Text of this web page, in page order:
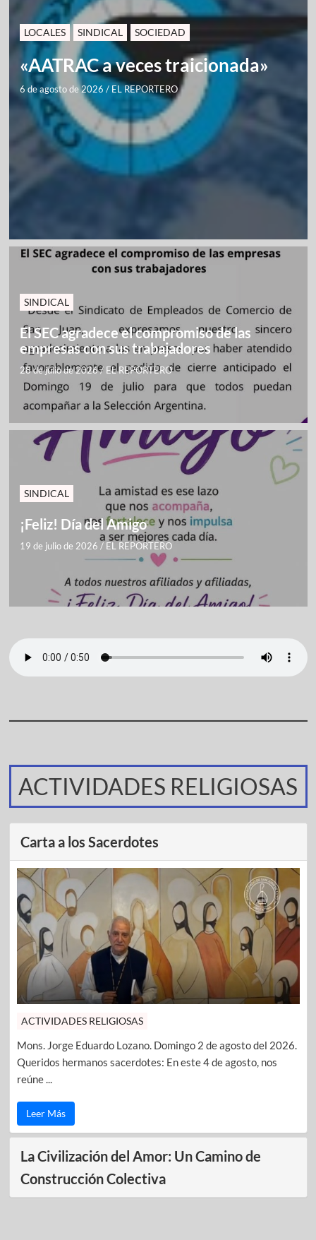
LOCALES SINDICAL SOCIEDAD
«AATRAC a veces traicionada»
6 de agosto de 2026 / EL REPORTERO
SINDICAL
El SEC agradece el compromiso de las
empresas con sus trabajadores
28 de julio de 2026/ EL REPORTERO
SINDICAL
¡Feliz! Día del Amigo
19 de julio de 2026 / EL REPORTERO
ACTIVIDADES RELIGIOSAS
Carta a los Sacerdotes
ACTIVIDADES RELIGIOSAS
Mons. Jorge Eduardo Lozano. Domingo 2 de agosto del 2026.
Queridos hermanos sacerdotes: En este 4 de agosto, nos
reúne ...
Leer Más
La Civilización del Amor: Un Camino de
Construcción Colectiva